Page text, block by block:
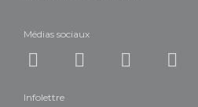
Médias sociaux
Infolettre